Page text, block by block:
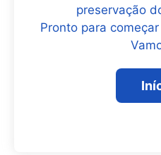
preservação
Pronto para